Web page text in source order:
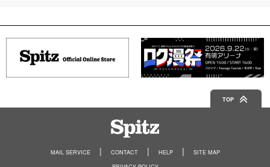
TOP
MAIL SERVICE CONTACT HELP
SITE MAP